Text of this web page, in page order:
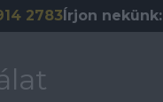
2783Írjon nekünk: